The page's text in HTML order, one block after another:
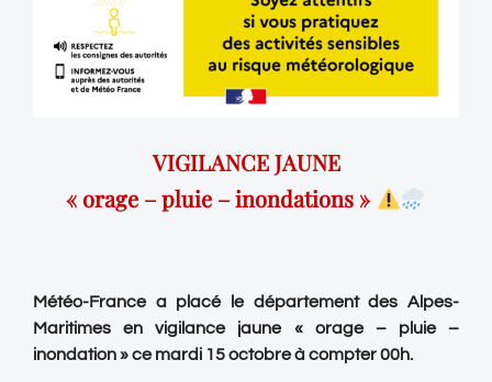
VIGILANCE JAUNE
« orage – pluie – inondations »
Météo-France a placé le département des Alpes-
Maritimes en vigilance jaune « orage – pluie –
inondation » ce mardi 15 octobre à compter 00h.